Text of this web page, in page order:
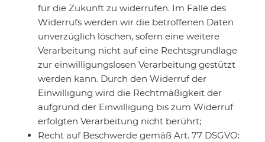
für die Zukunft zu widerrufen. Im Falle des
Widerrufs werden wir die betroffenen Daten
unverzüglich löschen, sofern eine weitere
Verarbeitung nicht auf eine Rechtsgrundlage
zur einwilligungslosen Verarbeitung gestützt
werden kann. Durch den Widerruf der
Einwilligung wird die Rechtmäßigkeit der
aufgrund der Einwilligung bis zum Widerruf
erfolgten Verarbeitung nicht berührt;
Recht auf Beschwerde gemäß Art. 77 DSGVO: